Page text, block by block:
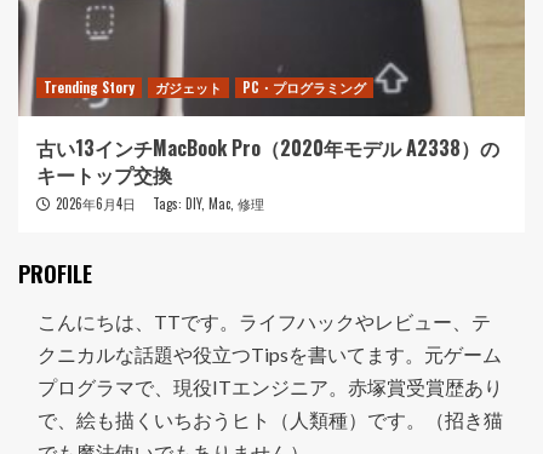
Trending Story ガジェット PC・プログラミング
古い13インチMacBook Pro（2020年モデル A2338）の
キートップ交換
2026年6月4日 Tags: DIY, Mac, 修理
PROFILE
こんにちは、TTです。ライフハックやレビュー、テ
クニカルな話題や役立つTipsを書いてます。元ゲーム
プログラマで、現役ITエンジニア。赤塚賞受賞歴あり
で、絵も描くいちおうヒト（人類種）です。（招き猫